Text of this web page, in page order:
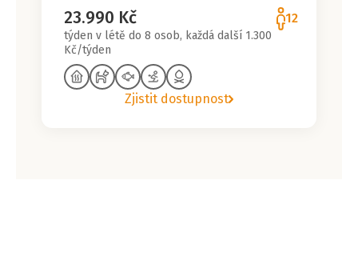
23.990 Kč
týden v létě do 8 osob, každá další 1.300
Kč/týden
12
Zjistit dostupnost